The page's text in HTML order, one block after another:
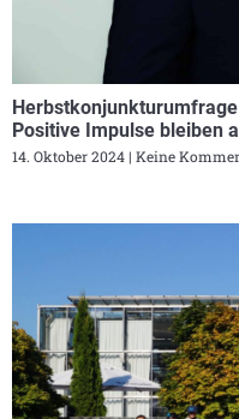
Positive Impulse bleiben
14. Oktober 2024 Keine